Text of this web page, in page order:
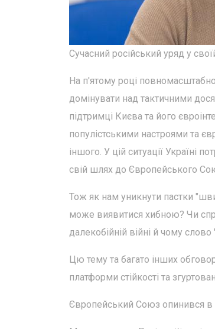
Сучасний російський уряд у
На п'ятому році
домінувати над тактичними
підтримці Києва та його
популістськими настроями та
іншого. У цій ситуації Україні
свій шлях до Європейського
Тож як нам уникнути пастки
може виявитися хибною? Чи
далекобійній війні й чому
Цю тему та багато інших
платформи стійкості та
Європейський Союз опинився в